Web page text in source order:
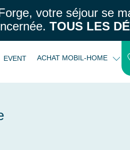
votre séjour se
TOUS LES
EVENT ACHAT MOBIL-HOME